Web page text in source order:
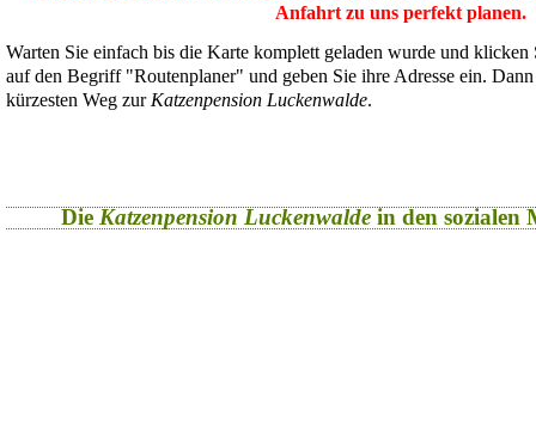
Anfahrt zu uns perfekt planen.
Warten Sie einfach bis die Karte komplett geladen wurde und
auf den Begriff "Routenplaner" und geben Sie ihre Adresse ein.
kürzesten Weg zur Katzenpension Luckenwalde.
Die Katzenpension Luckenwaldein den sozialen